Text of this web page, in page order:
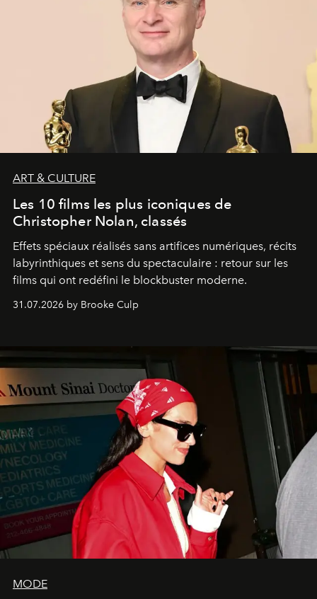
ART & CULTURE
Les 10 films les plus iconiques de
Christopher Nolan, classés
Effets spéciaux réalisés sans artifices numériques, récits
labyrinthiques et sens du spectaculaire : retour sur les
films qui ont redéfini le blockbuster moderne.
31.07.2026 by Brooke Culp
MODE